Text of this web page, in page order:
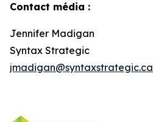
Contact média :
Jennifer Madigan
Syntax Strategic
jmadigan@syntaxstrategic.ca